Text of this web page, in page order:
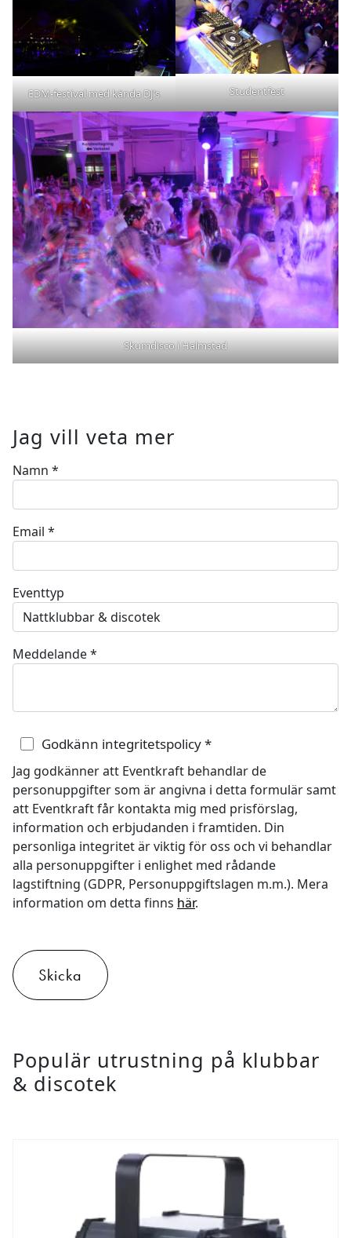
EDM-festival med kända DJ’s Studentfest
Skumdisco i Halmstad
Jag vill veta mer
Namn *
Email *
Eventtyp
Meddelande*
Godkänn integritetspolicy*
Jag godkänner att Eventkraft behandlar de
personuppgifter som är angivna i detta formulär samt
att Eventkraft får kontakta mig med prisförslag,
information och erbjudanden i framtiden. Din
personliga integritet är viktig för oss och vi behandlar
alla personuppgifter i enlighet med rådande
lagstiftning (GDPR, Personuppgiftslagen m.m.). Mera
information om detta finns här.
Skicka
Populär utrustning på klubbar
& discotek